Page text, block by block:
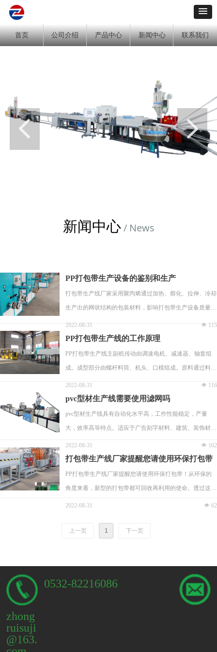
首页 公司介绍 产品中心 新闻中心 联系我们
넳 넲
新闻中心/ News
PP打包带生产设备的鉴别和生产
打包带生产线厂家采用聚丙烯通过加热、熔化、拉伸、冷却
生产出的网状结构的包装材料，影响打包带生产设备质量的
基本参数是拉力、长度、弯曲度、伸长率等。在拉力和其它
参数相同的情况下，长度越长成本越低。
넶 115
2022-08-31
PP打包带生产线的工作原理
PP打包带生产线主副机传动由调速电机、减速器、轴套组
成。成型部分由螺杆料筒、机头、口模组成。原料通过料斗
到螺杆料筒加热挤压出初胚。温度控制机身第一段--120
度，第二段--170度，第三段--220度，机头有250--280度。
넶 116
2022-08-31
pvc型材生产线需要使用滤网吗
pvc型材生产线具有自动化水平高，工作性能稳定，产量
大，效率高等特点。适应于广告刻字材料、建筑、装饰材料
及家具门窗材料等行业。厂家在使用pvc型材生产线的过程
中，有时候会面临滤网的选择问题，要不要选择滤网呢？
넶 162
2022-08-31
打包带生产线厂家提醒您请使用环保打包带
PP打包带生产线厂家提醒您请使用环保打包带！从环保的
角度来看，新型的打包带都可回收再利用的使命。透过这一
点，就不难理解PP打包带生产线为什么这么受欢迎了，因
优质的填充材料，所以其环保可回收的性能是绝对受大家喜
넶 62
2022-08-31
上一页 1 下一页
0532-82216086
zhong
ruisuji
@163.